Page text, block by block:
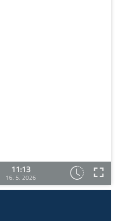
11:13
16. 5. 2026